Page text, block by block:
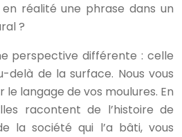
réalité une phrase dans un
?
perspective différente : celle
delà de la surface. Nous vous
langage de vos moulures. En
racontent de l’histoire de
la société qui l’a bâti, vous